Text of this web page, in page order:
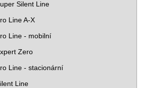
Silent Line
Line A-X
Line - mobilní
Zero
Line - stacionární
Line